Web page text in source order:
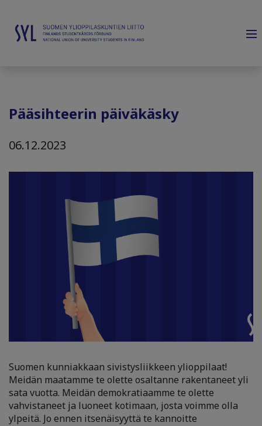
Pääsihteerin päiväkäsky
06.12.2023
Suomen kunniakkaan sivistysliikkeen ylioppilaat!
Meidän maatamme te olette osaltanne rakentaneet yli
sata vuotta. Meidän demokratiaamme te olette
vahvistaneet ja luoneet kotimaan, josta voimme olla
ylpeitä. Jo ennen itsenäisyyttä te kannoitte